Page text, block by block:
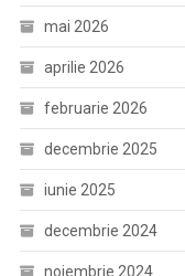
mai 2026
aprilie 2026
februarie 2026
decembrie 2025
iunie 2025
decembrie 2024
noiembrie 2024